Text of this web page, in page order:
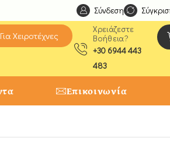
Σύνδεση
Για Χειροτέχνες
Χρειάζεστε
Βοήθεια?
+30 6944 443
483
Επικοινωνία